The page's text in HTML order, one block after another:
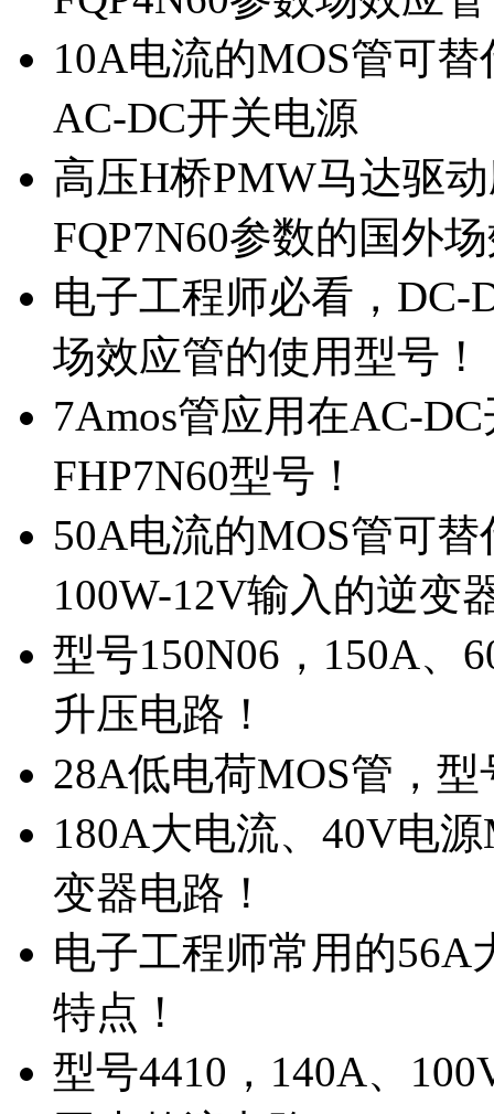
10A电流的MOS管可
AC-DC开关电源
高压H桥PMW马达驱
FQP7N60参数的国外
电子工程师必看，DC-
场效应管的使用型号！
7Amos管应用在AC-
FHP7N60型号！
50A电流的MOS管可
100W-12V输入的逆变
型号150N06，150A、
升压电路！
28A低电荷MOS管，
180A大电流、40V电
变器电路！
电子工程师常用的56A
特点！
型号4410，140A、